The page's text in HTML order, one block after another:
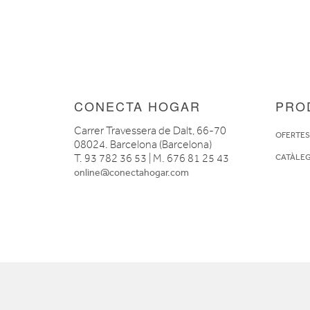
CONECTA HOGAR
Carrer Travessera de Dalt, 66-70
08024. Barcelona (Barcelona)
T. 93 782 36 53 | M. 676 81 25 43
online@conectahogar.com
OFERTES